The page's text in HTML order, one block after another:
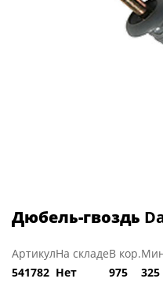
Дюбель-гвоздь
Артикул
541782
На складе
Нет
В кор.
975
325